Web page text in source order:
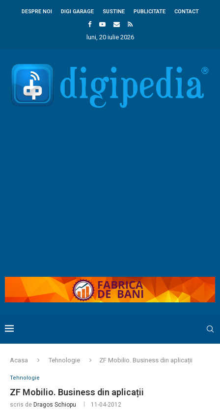
DESPRE NOI DIGI GARAGE SUSTINE PUBLICITATE CONTACT
luni, 20 iulie 2026
Acasa Tehnologie ZF Mobilio. Business din aplicații
Tehnologie
ZF Mobilio. Business din aplicații
scris de Dragos Schiopu 11-04-2012